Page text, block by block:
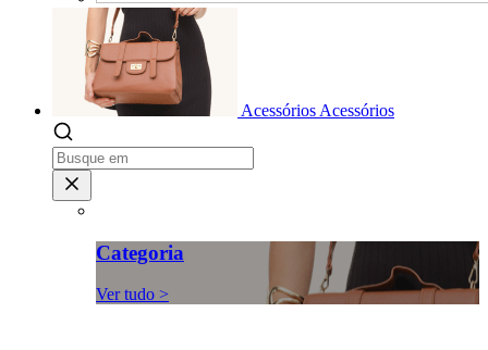
Acessórios Acessórios
Categoria
Ver tudo >